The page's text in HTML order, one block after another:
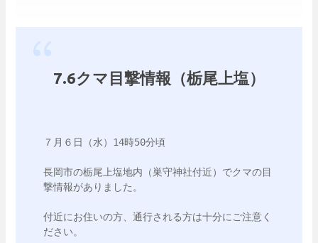
7.6クマ目撃情報（栃尾上塩）
７月６日（水）14時50分頃
長岡市の栃尾上塩地内（巣守神社付近）でクマの目
撃情報がありました。
付近にお住いの方、通行される方は十分にご注意く
ださい。